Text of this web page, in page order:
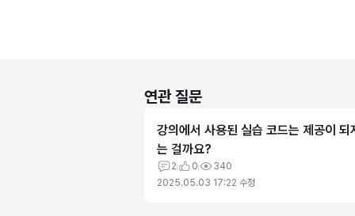
연관 질문
강의에서 사용된 실습 코드는 제공이 되
는 걸까요?
2 0
340
2025.05.03 17:22 수정